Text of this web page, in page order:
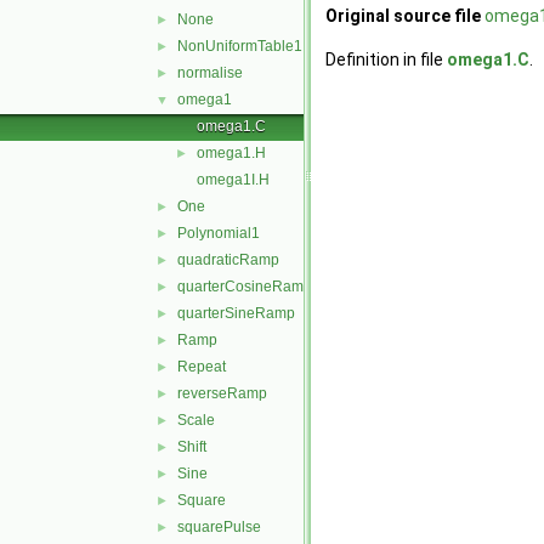
► None
► NonUniformTable1
► normalise
▼
omega1
omega1.C
►
omega1.H
omega1I.H
► One
► Polynomial1
► quadraticRamp
► quarterCosineRamp
► quarterSineRamp
► Ramp
► Repeat
► reverseRamp
► Scale
► Shift
► Sine
► Square
► squarePulse
Original source file
Definition in file omega1.C